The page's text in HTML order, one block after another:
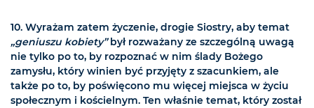
10. Wyrażam zatem życzenie, drogie Siostry, aby temat
„geniuszu kobiety”był rozważany ze szczególną uwagą
nie tylko po to, by rozpoznać w nim ślady Bożego
zamysłu, który winien być przyjęty z szacunkiem, ale
także po to, by poświęcono mu więcej miejsca w życiu
społecznym i kościelnym. Ten właśnie temat, który został